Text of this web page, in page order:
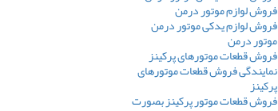
فروش لوازم موتور درمن
فروش لوازم یدکی موتور درمن
موتور درمن
فروش قطعات موتورهای پرکینز
نمایندگی فروش قطعات موتورهای
پرکینز
فروش قطعات موتور پرکینز بصورت